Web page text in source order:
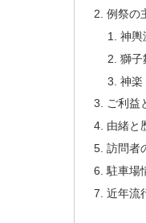
例祭の
神輿
獅子
神楽
ご利益
由緒と
訪問者
駐車場
近年流